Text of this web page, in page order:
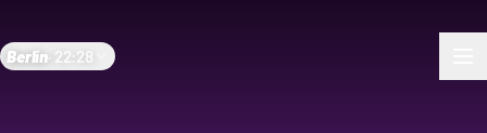
Berlin 22:28